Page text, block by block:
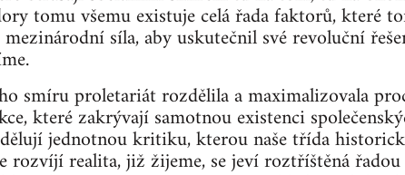
tomu všemu existuje celá řada faktorů, které
síla, aby uskutečnil své revoluční
smíru proletariát rozdělila a maximalizovala
které zakrývají samotnou existenci
jednotnou kritiku, kterou naše třída
rozvíjí realita, již žijeme, se jeví roztříštěná